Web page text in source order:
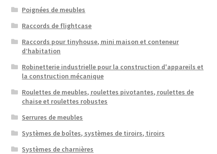
Poignées de meubles
Raccords de flightcase
Raccords pour tinyhouse, mini maison et conteneur
d’habitation
Robinetterie industrielle pour la construction d'appareils et
la construction mécanique
Roulettes de meubles, roulettes pivotantes, roulettes de
chaise et roulettes robustes
Serrures de meubles
Systèmes de boîtes, systèmes de tiroirs, tiroirs
Systèmes de charnières